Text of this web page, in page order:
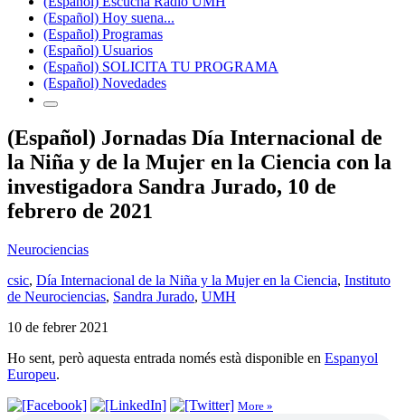
(Español) Hoy suena...
(Español) Programas
(Español) Usuarios
(Español) SOLICITA TU PROGRAMA
(Español) Novedades
(Español) Jornadas Día Internacional de
la Niña y de la Mujer en la Ciencia con la
investigadora Sandra Jurado, 10 de
febrero de 2021
Neurociencias
csic, Día Internacional de la Niña y la Mujer en la Ciencia, Instituto
de Neurociencias, Sandra Jurado, UMH
10 de febrer 2021
Ho sent, però aquesta entrada només està disponible en Espanyol
Europeu.
More »